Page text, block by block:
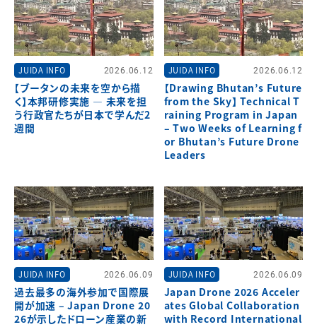
JUIDA INFO 2026.06.12
【ブータンの未来を空から描
く】本邦研修実施 ― 未来を担
う行政官たちが日本で学んだ2
週間
JUIDA INFO 2026.06.12
【Drawing Bhutan’s Future
from the Sky】 Technical T
raining Program in Japan
– Two Weeks of Learning f
or Bhutan’s Future Drone
Leaders
JUIDA INFO 2026.06.09
過去最多の海外参加で国際展
開が加速 – Japan Drone 20
26が示したドローン産業の新
JUIDA INFO 2026.06.09
Japan Drone 2026 Acceler
ates Global Collaboration
with Record International